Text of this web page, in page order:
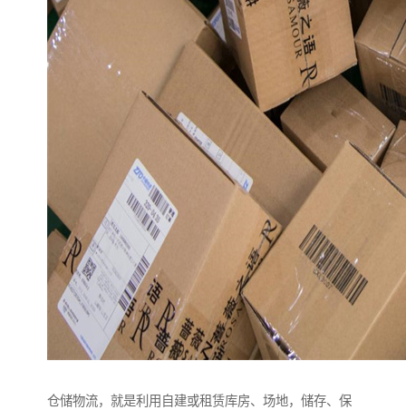
仓储物流，就是利用自建或租赁库房、场地，储存、保